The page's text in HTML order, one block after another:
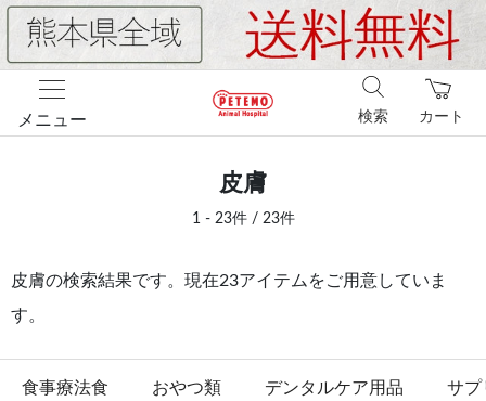
メニュー カート
検索
皮膚
1 - 23件 / 23件
皮膚の検索結果です。現在23アイテムをご用意していま
す。
食事療法食 おやつ類 デンタルケア用品 サプ